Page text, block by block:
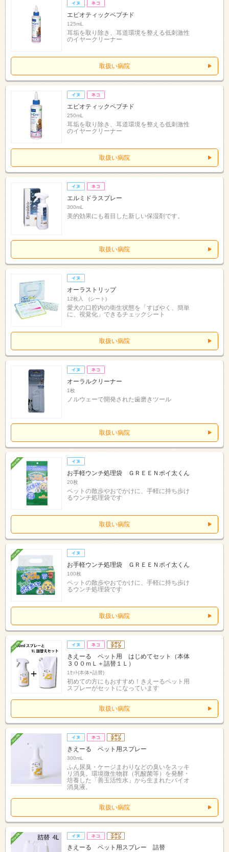
エピオティックペプチド
125mL
耳垢を取り除き、耳道環境を整える低刺激性
のイヤークリーナー
取扱い病院
エピオティックペプチド
250mL
耳垢を取り除き、耳道環境を整える低刺激性
のイヤークリーナー
取扱い病院
エルミドラスプレー
300mL
美的効果にも着目した新しい保湿剤です。
取扱い病院
オーラストリップ
12枚入 (シート)
愛犬の口腔内の衛生状態を「すばやく、簡単
に、視覚化」できるチェックシート
取扱い病院
オーラルクリーナー
1枚
ノルウェーで開発された歯磨きツール
取扱い病院
お手軽ウンチ処理袋 ＧＲＥＥＮポイ太くん
20枚
ペットの散歩やおでかけに、手軽に持ち歩け
るウンチ処理袋です
取扱い病院
お手軽ウンチ処理袋 ＧＲＥＥＮポイ太くん
100枚
ペットの散歩やおでかけに、手軽に持ち歩け
るウンチ処理袋です
取扱い病院
きえーる ペット用 はじめてセット（本体
３００ｍＬ＋詰替１Ｌ）
1ｾｯﾄ(本体+詰替)
初めての方にもおすすめ！きえーるペット用
スプレーがセットになっています
取扱い病院
きえーる ペット用スプレー
300mL
ふん尿臭・ケージまわりなどの臭いをスッキ
リ消臭。環境微生物群（乳酸菌等）を発酵・
培養した「善玉活性水」から生まれたバイオ
消臭液。
取扱い病院
きえーる ペット用スプレー 詰替